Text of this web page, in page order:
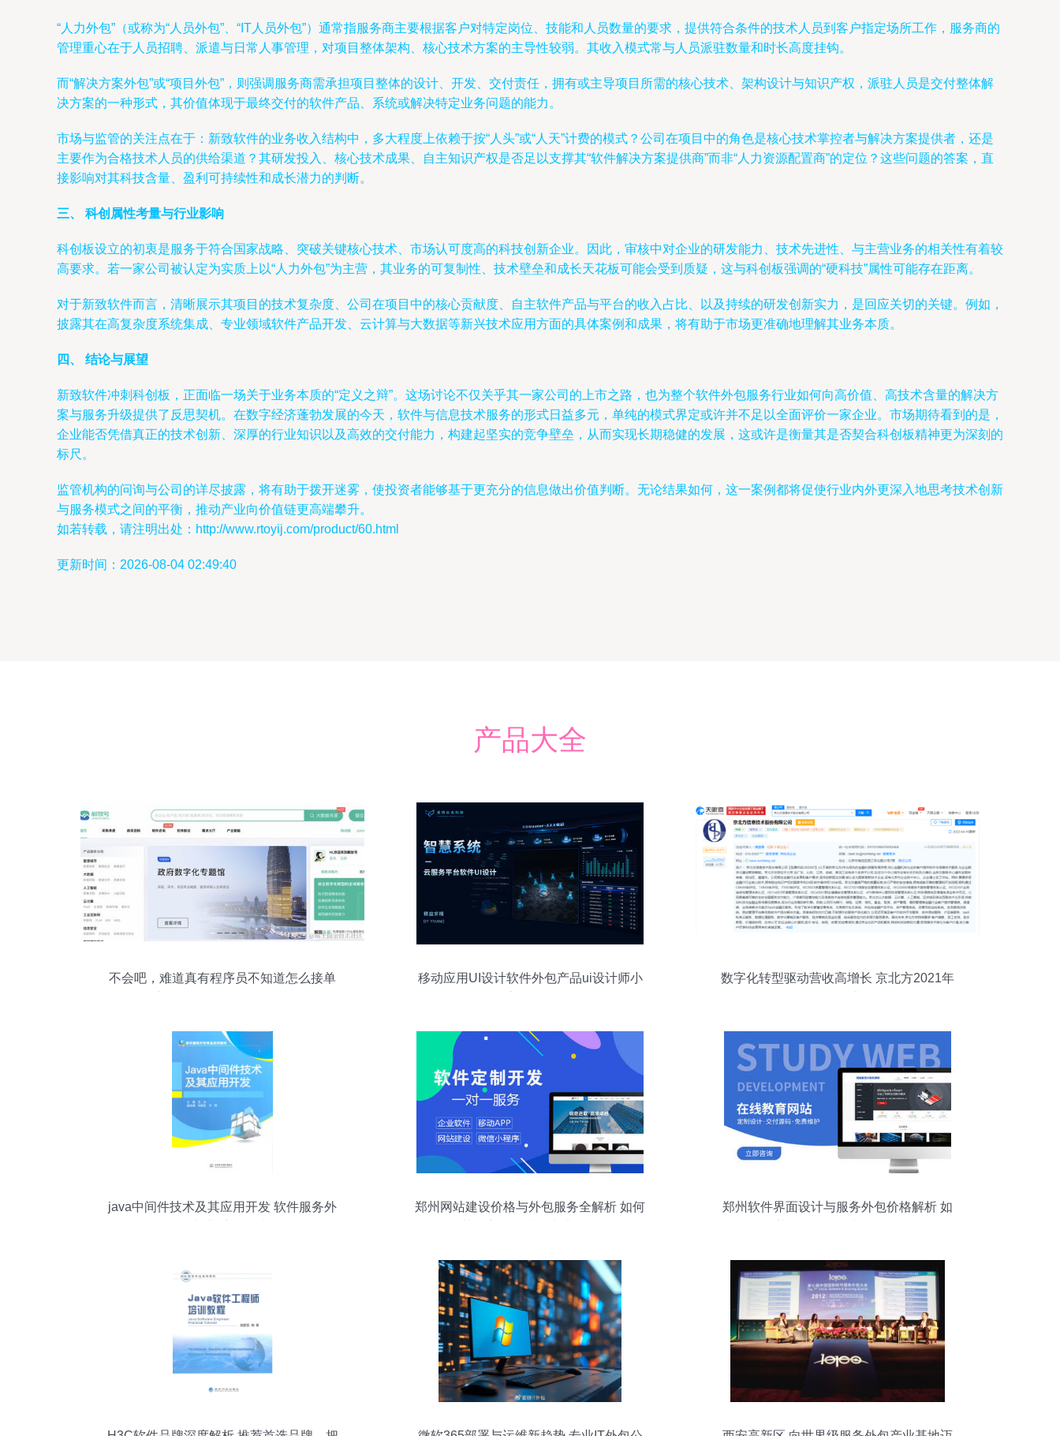
“人力外包”（或称为“人员外包”、“IT人员外包”）通常指服务商主要根据客户对特定岗位、技能和人员数量的要求，提供符合条件的技术人员到客户指定场所工作，服务商的
管理重心在于人员招聘、派遣与日常人事管理，对项目整体架构、核心技术方案的主导性较弱。其收入模式常与人员派驻数量和时长高度挂钩。
而“解决方案外包”或“项目外包”，则强调服务商需承担项目整体的设计、开发、交付责任，拥有或主导项目所需的核心技术、架构设计与知识产权，派驻人员是交付整体解
决方案的一种形式，其价值体现于最终交付的软件产品、系统或解决特定业务问题的能力。
市场与监管的关注点在于：新致软件的业务收入结构中，多大程度上依赖于按“人头”或“人天”计费的模式？公司在项目中的角色是核心技术掌控者与解决方案提供者，还是
主要作为合格技术人员的供给渠道？其研发投入、核心技术成果、自主知识产权是否足以支撑其“软件解决方案提供商”而非“人力资源配置商”的定位？这些问题的答案，直
接影响对其科技含量、盈利可持续性和成长潜力的判断。
三、 科创属性考量与行业影响
科创板设立的初衷是服务于符合国家战略、突破关键核心技术、市场认可度高的科技创新企业。因此，审核中对企业的研发能力、技术先进性、与主营业务的相关性有着较
高要求。若一家公司被认定为实质上以“人力外包”为主营，其业务的可复制性、技术壁垒和成长天花板可能会受到质疑，这与科创板强调的“硬科技”属性可能存在距离。
对于新致软件而言，清晰展示其项目的技术复杂度、公司在项目中的核心贡献度、自主软件产品与平台的收入占比、以及持续的研发创新实力，是回应关切的关键。例如，
披露其在高复杂度系统集成、专业领域软件产品开发、云计算与大数据等新兴技术应用方面的具体案例和成果，将有助于市场更准确地理解其业务本质。
四、 结论与展望
新致软件冲刺科创板，正面临一场关于业务本质的“定义之辩”。这场讨论不仅关乎其一家公司的上市之路，也为整个软件外包服务行业如何向高价值、高技术含量的解决方
案与服务升级提供了反思契机。在数字经济蓬勃发展的今天，软件与信息技术服务的形式日益多元，单纯的模式界定或许并不足以全面评价一家企业。市场期待看到的是，
企业能否凭借真正的技术创新、深厚的行业知识以及高效的交付能力，构建起坚实的竞争壁垒，从而实现长期稳健的发展，这或许是衡量其是否契合科创板精神更为深刻的
标尺。
监管机构的问询与公司的详尽披露，将有助于拨开迷雾，使投资者能够基于更充分的信息做出价值判断。无论结果如何，这一案例都将促使行业内外更深入地思考技术创新
与服务模式之间的平衡，推动产业向价值链更高端攀升。
如若转载，请注明出处：http://www.rtoyij.com/product/60.html
更新时间：2026-08-04 02:49:40
产品大全
不会吧，难道真有程序员不知道怎么接单
移动应用UI设计软件外包产品ui设计师小
数字化转型驱动营收高增长 京北方2021年
java中间件技术及其应用开发 软件服务外
郑州网站建设价格与外包服务全解析 如何
郑州软件界面设计与服务外包价格解析 如